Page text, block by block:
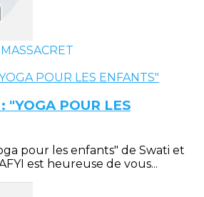
"YOGA POUR LES
pour les enfants" de Swati et
est heureuse de vous...